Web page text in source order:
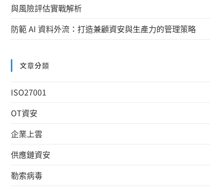
與風險評估實戰解析
防範 AI 資料外流：打造兼顧資安與生產力的管理策略
文章分類
ISO27001
OT資安
企業上雲
供應鏈資安
勒索病毒